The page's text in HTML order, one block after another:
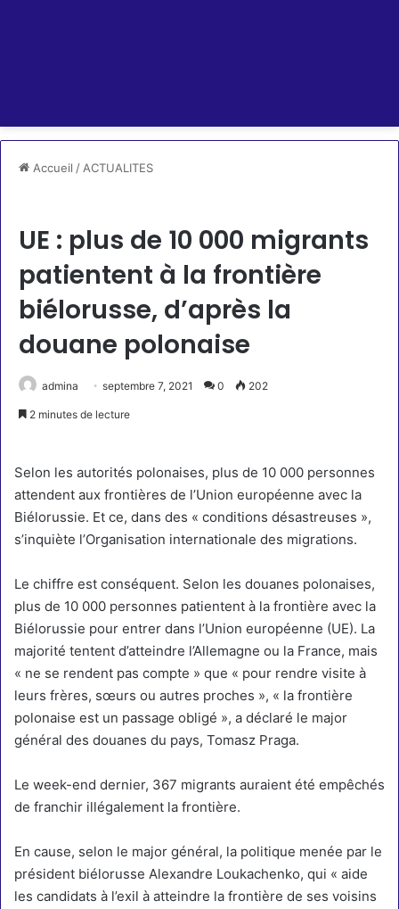
Accueil / ACTUALITES
UE : plus de 10 000 migrants
patientent à la frontière
biélorusse, d’après la
douane polonaise
admina septembre 7, 2021 0 202
2 minutes de lecture
Selon les autorités polonaises, plus de 10 000 personnes
attendent aux frontières de l’Union européenne avec la
Biélorussie. Et ce, dans des « conditions désastreuses »,
s’inquiète l’Organisation internationale des migrations.
Le chiffre est conséquent. Selon les douanes polonaises,
plus de 10 000 personnes patientent à la frontière avec la
Biélorussie pour entrer dans l’Union européenne (UE). La
majorité tentent d’atteindre l’Allemagne ou la France, mais
« ne se rendent pas compte » que « pour rendre visite à
leurs frères, sœurs ou autres proches », « la frontière
polonaise est un passage obligé », a déclaré le major
général des douanes du pays, Tomasz Praga.
Le week-end dernier, 367 migrants auraient été empêchés
de franchir illégalement la frontière.
En cause, selon le major général, la politique menée par le
président biélorusse Alexandre Loukachenko, qui « aide
les candidats à l’exil à atteindre la frontière de ses voisins